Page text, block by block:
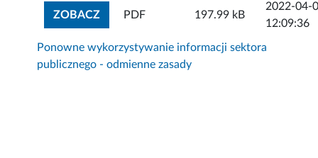
ZOBACZZOBACZ ZAŁĄCZNIK
PDF 197.99 kB
2022-04-
12:09:36
Ponowne wykorzystywanie informacji sektora
publicznego - odmienne zasady